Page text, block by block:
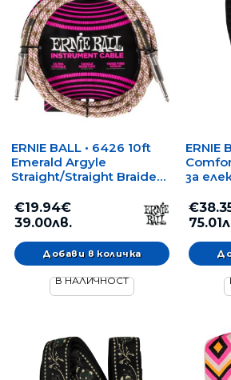
ERNIE BALL • 6426 10ft
Emerald Argyle
Straight/Straight Braided
• Инструментален
кабел
€19.94€
39.00лв.
В НАЛИЧНОСТ
ERNIE
за